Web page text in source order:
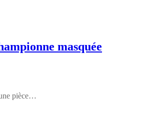
masquée
pièce…